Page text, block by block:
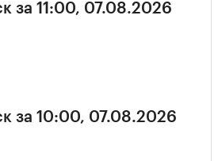
за 11:00, 07.08.2026
за 10:00, 07.08.2026